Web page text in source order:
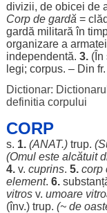
divizii, de obicei de
Corpde gardă =
gardă militară în
organizarea armatei
independentă. 3.(În
legi; corpus. – Din fr.
Dictionar:
definitia corpului
CORP
s. 1. (ANAT.) trup. (
(Omuleste alcătuit
4.v. cuprins. 5. corp
element. 6.
vitrosv. umoare
(înv.) trup. (~ de